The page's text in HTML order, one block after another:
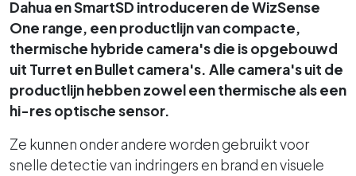
Dahua en SmartSD introduceren de WizSense
One range, een productlijn van compacte,
thermische hybride camera's die is opgebouwd
uit Turret en Bullet camera's. Alle camera's uit de
productlijn hebben zowel een thermische als een
hi-res optische sensor.
Ze kunnen onder andere worden gebruikt voor
snelle detectie van indringers en brand en visuele